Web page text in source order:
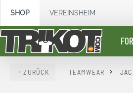
Zur Hauptnavigation springen
SHOP VEREINSHEIM
ZURÜCK TEAMWEAR